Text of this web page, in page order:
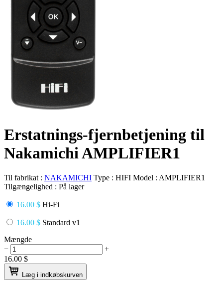
Erstatnings-fjernbetjening til
Nakamichi AMPLIFIER1
Til fabrikat : NAKAMICHI Type : HIFI Model : AMPLIFIER1
Tilgængelighed : På lager
16.00 $ Hi-Fi
16.00 $ Standard v1
Mængde
−
+
16.00 $
Læg i indkøbskurven